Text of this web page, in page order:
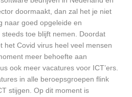
doormaakt, dan zal het je niet
naar goed opgeleide en
steeds toe blijft nemen. Doordat
het Covid virus heel veel mensen
meer behoefte aan
ook meer vacatures voor ICT’ers.
in alle beroepsgroepen flink
stijgen. Op dit moment is